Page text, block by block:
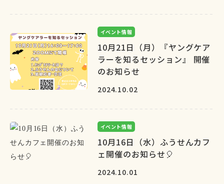
イベント情報
10月21日（月）『ヤングケア
ラーを知るセッション』 開催
のお知らせ
2024.10.02
イベント情報
10月16日（水）ふうせんカフ
ェ開催のお知らせ🎈
2024.10.01